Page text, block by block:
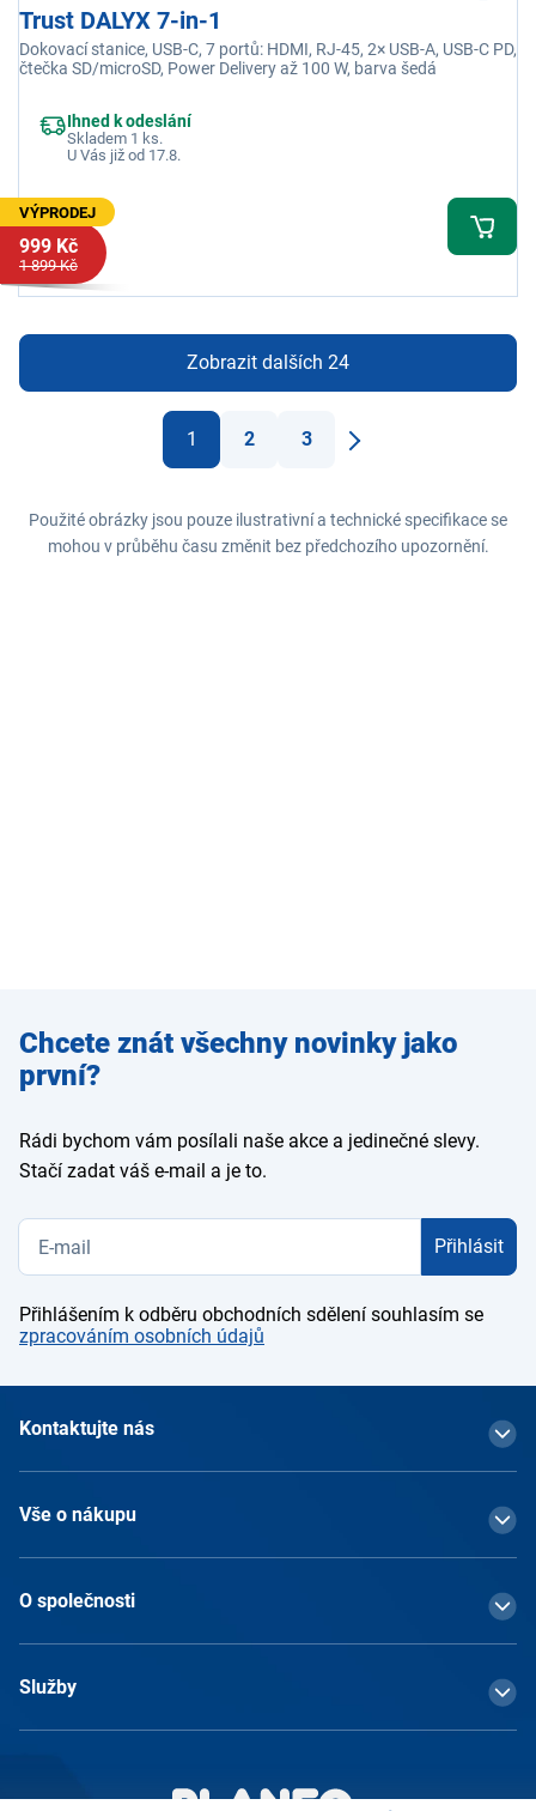
Trust DALYX 7-in-1
Dokovací stanice, USB-C, 7 portů: HDMI, RJ-45, 2× USB-A, USB-C PD,
čtečka SD/microSD, Power Delivery až 100 W, barva šedá
Ihned k odeslání
Skladem 1 ks.
U Vás již od 17.8.
VÝPRODEJ
999 Kč
1 899 Kč
Zobrazit dalších 24
1 2
3
Použité obrázky jsou pouze ilustrativní a technické specifikace se
mohou v průběhu času změnit bez předchozího upozornění.
Zadejte
e-mail
Chcete znát všechny novinky jako
první?
Rádi bychom vám posílali naše akce a jedinečné slevy.
Stačí zadat váš e-mail a je to.
Přihlásit
Přihlášením k odběru obchodních sdělení souhlasím se
zpracováním osobních údajů
Kontaktujte nás
Vše o nákupu
O společnosti
Služby